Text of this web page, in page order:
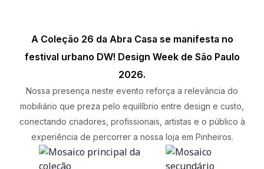
A Coleção 26 da Abra Casa se manifesta no
festival urbano DW! Design Week de São Paulo
2026.
Nossa presença neste evento reforça a relevância do
mobiliário que preza pelo equilíbrio entre design e custo,
conectando criadores, profissionais, artistas e o público à
experiência de percorrer a nossa loja em Pinheiros.